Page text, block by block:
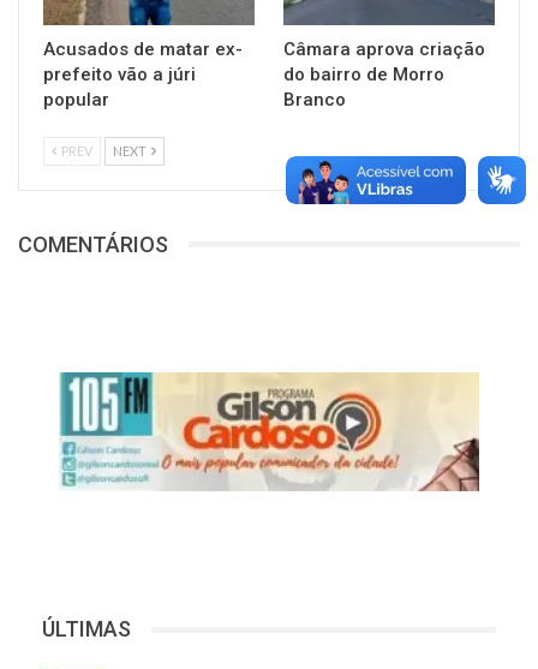
Acusados de matar ex-
prefeito vão a júri
popular
Câmara aprova criação
do bairro de Morro
Branco
PREV NEXT
COMENTÁRIOS
ÚLTIMAS